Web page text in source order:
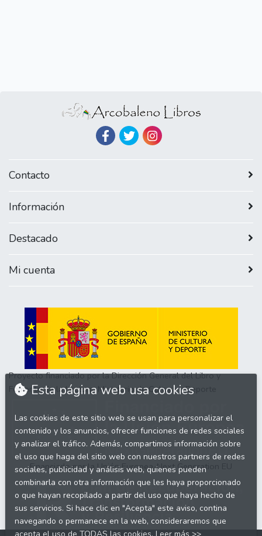
Contacto
Información
Destacado
Mi cuenta
Proyecto financiado por la Dirección General del Libro y
Fomento de la Lectura, Ministerio de Cultura y Deporte
Financiado por la Unión Europea-Next Generation EU
Esta página web usa cookies
Las cookies de este sitio web se usan para personalizar el
contenido y los anuncios, ofrecer funciones de redes sociales
y analizar el tráfico. Además, compartimos información sobre
el uso que haga del sitio web con nuestros partners de redes
sociales, publicidad y análisis web, quienes pueden
combinarla con otra información que les haya proporcionado
o que hayan recopilado a partir del uso que haya hecho de
sus servicios. Si hace clic en "Acepta" este aviso, contina
navegando o permanece en la web, consideraremos que